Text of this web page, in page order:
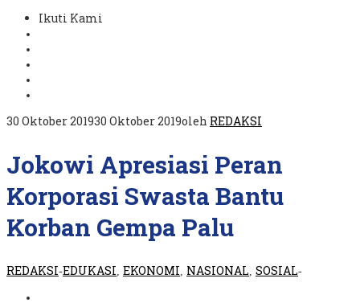
Ikuti Kami
30 Oktober 201930 Oktober 2019oleh REDAKSI
Jokowi Apresiasi Peran
Korporasi Swasta Bantu
Korban Gempa Palu
REDAKSI-EDUKASI EKONOMI NASIONAL SOSIAL-